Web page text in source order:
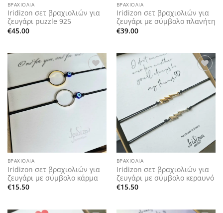
ΒΡΑΧΙΌΛΙΑ
Iridizon σετ βραχιολιών για
ζευγάρι puzzle 925
€45.00
ΒΡΑΧΙΌΛΙΑ
Iridizon σετ βραχιολιών για
ζευγάρι με σύμβολο πλανήτη
€39.00
ΒΡΑΧΙΌΛΙΑ
Iridizon σετ βραχιολιών για
ζευγάρι με σύμβολο κάρμα
€15.50
Add to
wishlist
ΒΡΑΧΙΌΛΙΑ
Iridizon σετ βραχιολιών για
ζευγάρι με σύμβολο κεραυνό
€15.50